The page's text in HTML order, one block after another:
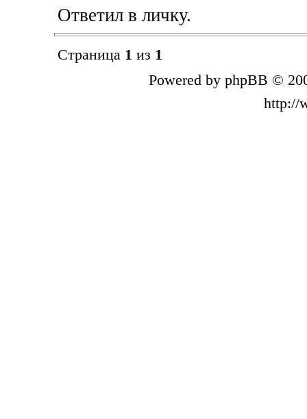
Ответил в личку.
Страница 1 из 1
Powered by phpBB ©
http://